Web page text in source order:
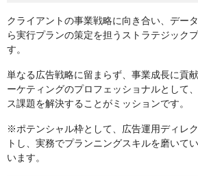
クライアントの事業戦略に向き合い、デー
ら実行プランの策定を担うストラテジック
す。
単なる広告戦略に留まらず、事業成長に貢
ーケティングのプロフェッショナルとして
ス課題を解決することがミッションです。
※ポテンシャル枠として、広告運用ディレ
トし、実務でプランニングスキルを磨いて
います。